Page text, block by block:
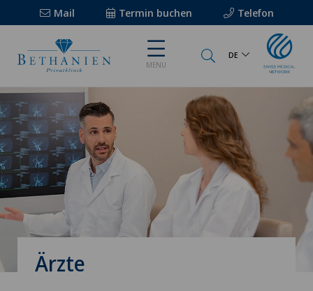
Mail Termin buchen Telefon
MENU
DE
Ärzte